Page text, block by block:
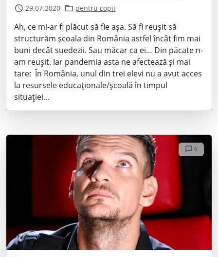
29.07.2020 pentru copii
Ah, ce mi-ar fi plăcut să fie așa. Să fi reușit să
structurăm școala din România astfel încât fim mai
buni decât suedezii. Sau măcar ca ei… Din păcate n-
am reușit. Iar pandemia asta ne afectează și mai
tare: În România, unul din trei elevi nu a avut acces
la resursele educaționale/școală în timpul
situației…
6